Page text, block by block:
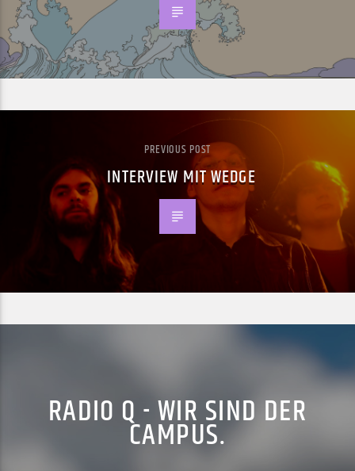
PREVIOUS POST
INTERVIEW MIT WEDGE
RADIO Q - WIR SIND DER
CAMPUS.